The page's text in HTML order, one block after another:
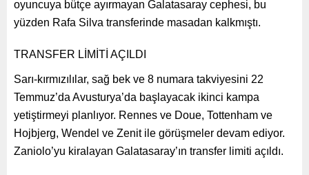
oyuncuya bütçe ayırmayan Galatasaray cephesi, bu
yüzden Rafa Silva transferinde masadan kalkmıştı.
TRANSFER LİMİTİ AÇILDI
Sarı-kırmızılılar, sağ bek ve 8 numara takviyesini 22
Temmuz’da Avusturya’da başlayacak ikinci kampa
yetiştirmeyi planlıyor. Rennes ve Doue, Tottenham ve
Hojbjerg, Wendel ve Zenit ile görüşmeler devam ediyor.
Zaniolo’yu kiralayan Galatasaray’ın transfer limiti açıldı.